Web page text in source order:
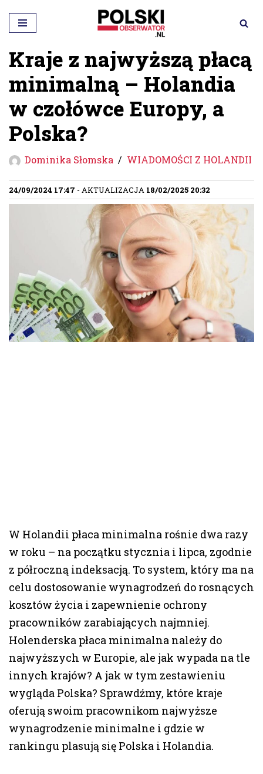
Przejdź
do
treści
Kraje z najwyższą płacą
minimalną – Holandia
w czołówce Europy, a
Polska?
Dominika Słomska WIADOMOŚCI Z HOLANDII
24/09/2024 17:47 - AKTUALIZACJA 18/02/2025 20:32
W Holandii płaca minimalna rośnie dwa razy
w roku – na początku stycznia i lipca, zgodnie
z półroczną indeksacją. To system, który ma na
celu dostosowanie wynagrodzeń do rosnących
kosztów życia i zapewnienie ochrony
pracowników zarabiających najmniej.
Holenderska płaca minimalna należy do
najwyższych w Europie, ale jak wypada na tle
innych krajów? A jak w tym zestawieniu
wygląda Polska? Sprawdźmy, które kraje
oferują swoim pracownikom najwyższe
wynagrodzenie minimalne i gdzie w
rankingu plasują się Polska i Holandia.